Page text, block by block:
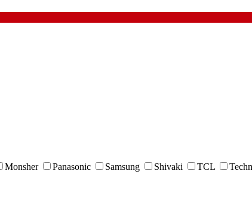
Monsher Panasonic Samsung Shivaki TCL